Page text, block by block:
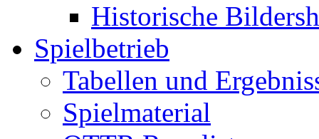
Historische
Spielbetrieb
Tabellen und
Spielmaterial